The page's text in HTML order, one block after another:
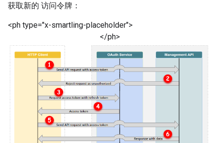
获取新的 访问令牌：
<ph type="x-smartling-placeholder">
</ph>